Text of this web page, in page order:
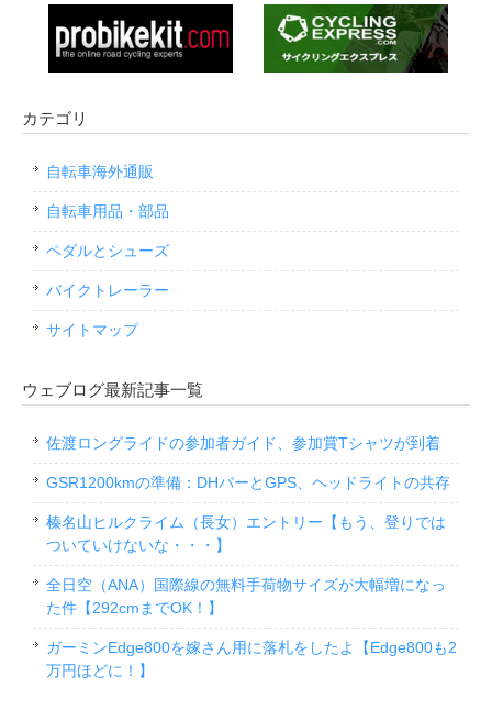
カテゴリ
自転車海外通販
自転車用品・部品
ペダルとシューズ
バイクトレーラー
サイトマップ
ウェブログ最新記事一覧
佐渡ロングライドの参加者ガイド、参加賞Tシャツが到着
GSR1200kmの準備：DHバーとGPS、ヘッドライトの共存
榛名山ヒルクライム（長女）エントリー【もう、登りでは
ついていけないな・・・】
全日空（ANA）国際線の無料手荷物サイズが大幅増になっ
た件【292cmまでOK！】
ガーミンEdge800を嫁さん用に落札をしたよ【Edge800も2
万円ほどに！】